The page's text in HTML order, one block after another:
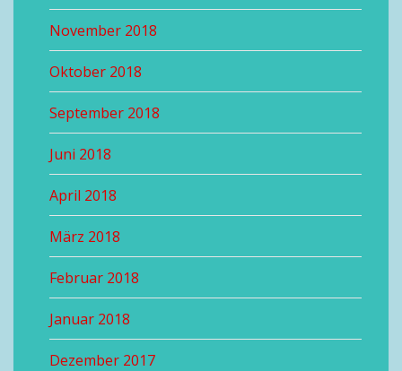
November 2018
Oktober 2018
September 2018
Juni 2018
April 2018
März 2018
Februar 2018
Januar 2018
Dezember 2017